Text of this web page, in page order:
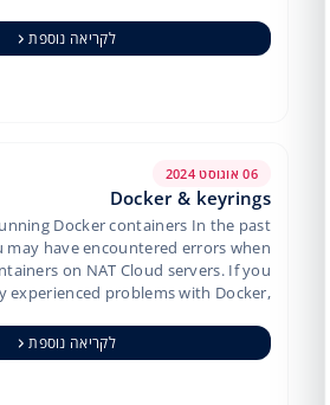
לקריאה נוספת
06 אוגוסט 2024
Docker & keyrings
Docker containers In the past
may have encountered errors when
on NAT Cloud servers. If you
experienced problems with Docker,
לקריאה נוספת